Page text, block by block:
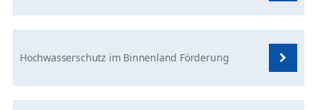
Hochwasserschutz im Binnenland Förderung